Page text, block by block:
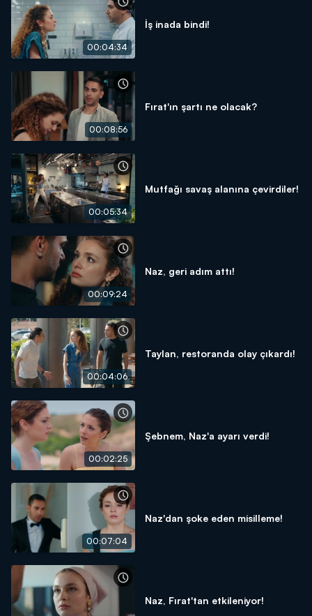
00:04:34
İş inada bindi!
00:08:56
Fırat'ın şartı ne olacak?
00:05:34
Mutfağı savaş alanına çevirdiler!
00:09:24
Naz, geri adım attı!
00:04:06
Taylan, restoranda olay çıkardı!
00:02:25
Şebnem, Naz'a ayarı verdi!
00:07:04
Naz'dan şoke eden misilleme!
Naz, Fırat'tan etkileniyor!